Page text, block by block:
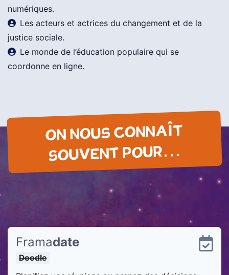
numériques.
Les acteurs et actrices du changement et de la
justice sociale.
Le monde de l’éducation populaire qui se
coordonne en ligne.
ON NOUS CONNAÎT
SOUVENT POUR…
Framadate
Doodle